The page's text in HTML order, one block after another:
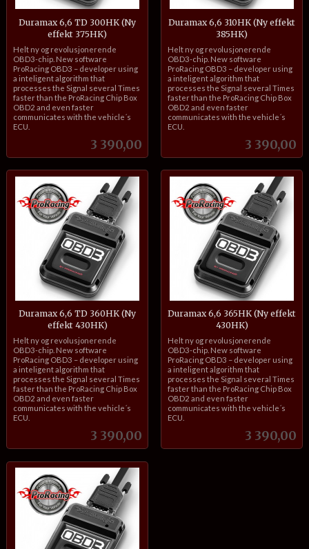
Duramax 6,6 TD 300HK (Ny
effekt 375HK)
Pris
3 390,00
inkl.
mva.
Helt ny og revolusjonerende
OBD3-chip. New software
ProRacing OBD3 – developer using
a inteligent algorithm that
processes the Signal several Times
faster than the ProRacing Chip Box
OBD2 and even faster
communicates with the vehicle´s
ECU.
Duramax 6,6 310HK (Ny effekt
385HK)
Pris
3 390,00
inkl.
mva.
Helt ny og revolusjonerende
OBD3-chip. New software
ProRacing OBD3 – developer using
a inteligent algorithm that
processes the Signal several Times
faster than the ProRacing Chip Box
OBD2 and even faster
communicates with the vehicle´s
ECU.
Duramax 6,6 TD 360HK (Ny
effekt 430HK)
Pris
3 390,00
inkl.
mva.
Helt ny og revolusjonerende
OBD3-chip. New software
ProRacing OBD3 – developer using
a inteligent algorithm that
processes the Signal several Times
faster than the ProRacing Chip Box
OBD2 and even faster
communicates with the vehicle´s
ECU.
Duramax 6,6 365HK (Ny effekt
430HK)
Pris
3 390,00
inkl.
mva.
Helt ny og revolusjonerende
OBD3-chip. New software
ProRacing OBD3 – developer using
a inteligent algorithm that
processes the Signal several Times
faster than the ProRacing Chip Box
OBD2 and even faster
communicates with the vehicle´s
ECU.